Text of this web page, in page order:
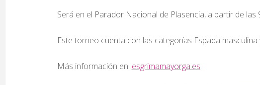
Será en el Parador Nacional de Plasencia, a partir de las
Este torneo cuenta con las categorías Espada masculina
Más información en: esgrimamayorga.es